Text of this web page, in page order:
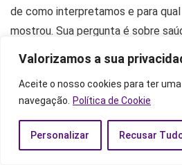
Valorizamos a sua
Aceite o nosso cookies para ter
navegação.
Política de Cookie
Personalizar Recusar
de como interpretamos e para
mostrou. Sua pergunta é sobre
quais desafios ela propõe? Quer
Confira abaixo a leitura completa.
Na saúde
O Arcano Menor Ás de Espadas,